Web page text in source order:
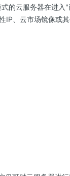
的云服务器在进入"
IP、云市场镜像或